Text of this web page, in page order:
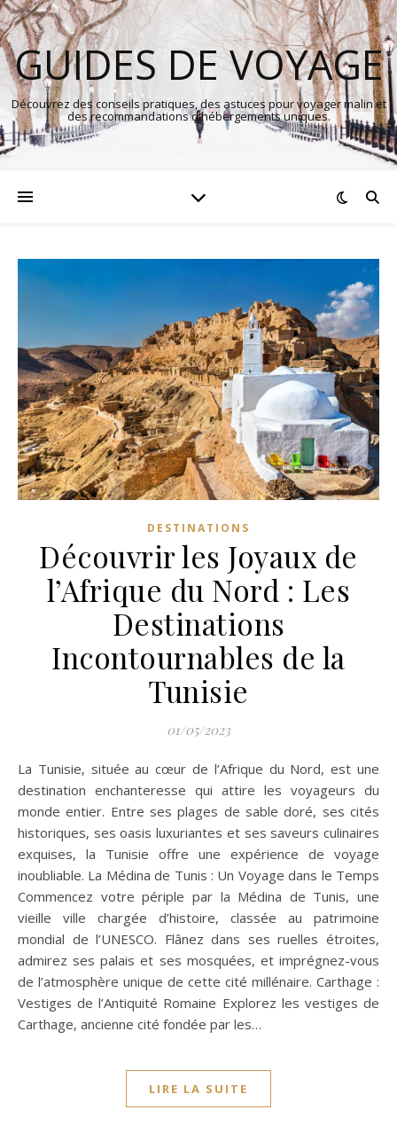
GUIDES DE VOYAGE
Découvrez des conseils pratiques, des astuces pour voyager malin et
des recommandations d'hébergements uniques.
DESTINATIONS
Découvrir les Joyaux de
l’Afrique du Nord : Les
Destinations
Incontournables de la
Tunisie
01/05/2023
La Tunisie, située au cœur de l’Afrique du Nord, est une
destination enchanteresse qui attire les voyageurs du
monde entier. Entre ses plages de sable doré, ses cités
historiques, ses oasis luxuriantes et ses saveurs culinaires
exquises, la Tunisie offre une expérience de voyage
inoubliable. La Médina de Tunis : Un Voyage dans le Temps
Commencez votre périple par la Médina de Tunis, une
vieille ville chargée d’histoire, classée au patrimoine
mondial de l’UNESCO. Flânez dans ses ruelles étroites,
admirez ses palais et ses mosquées, et imprégnez-vous
de l’atmosphère unique de cette cité millénaire. Carthage :
Vestiges de l’Antiquité Romaine Explorez les vestiges de
Carthage, ancienne cité fondée par les…
LIRE LA SUITE